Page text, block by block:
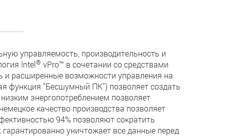
управляемость, производительность и
Intel® vPro™ в сочетании со средствами
и расширенные возможности управления на
функция "Бесшумный ПК") позволяет создать
энергопотреблением позволяет
качество производства позволяет
94% позволяют сократить
уничтожает все данные перед